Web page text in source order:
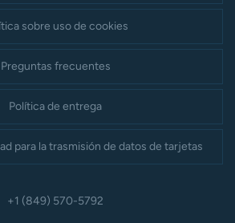
sobre uso de cookies
Preguntas frecuentes
Política de entrega
para la trasmisión de datos de tarjetas
+1 (849) 570-5792